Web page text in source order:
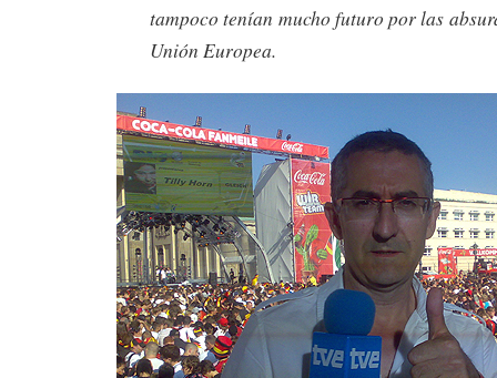
tampoco tenían mucho futuro por las
Unión Europea.